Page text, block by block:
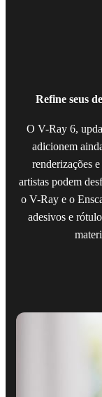
Refine seus
O V-Ray 6,
adicionem
renderizações
artistas podem
o V-Ray e o
adesivos e